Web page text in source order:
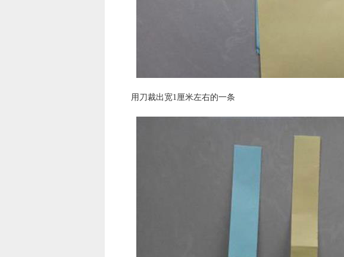
用刀裁出宽1厘米左右的一条